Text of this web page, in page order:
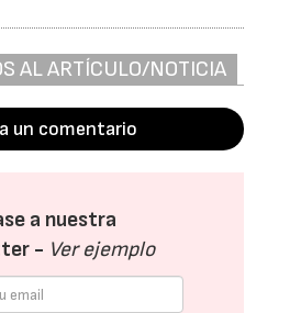
AL ARTÍCULO/NOTICIA
un comentario
a nuestra
- Ver ejemplo